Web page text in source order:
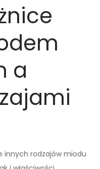
a
innych rodzajów miodu